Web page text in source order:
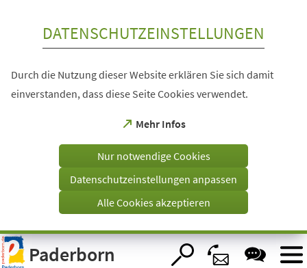
Visuelle
Assistenzsoftware
öffnen.
DATENSCHUTZEINSTELLUNGEN
Durch die Nutzung dieser Website erklären Sie sich damit
einverstanden, dass diese Seite Cookies verwendet.
Mehr Infos
(Öffnet
einem
Tab)
Nur notwendige Cookies
Datenschutzeinstellungen anpassen
Alle Cookies akzeptieren
Paderborn